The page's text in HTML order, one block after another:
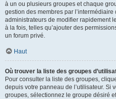
à un ou plusieurs groupes et chaque
gestion des membres par
administrateurs de modifier rapidement
à la fois, telles qu’ajouter des
un forum privé.
Haut
Où trouver la liste des groupes
Pour consulter la liste des groupes,
depuis votre panneau de l’utilisateur. Si
groupes, sélectionnez le groupe désiré